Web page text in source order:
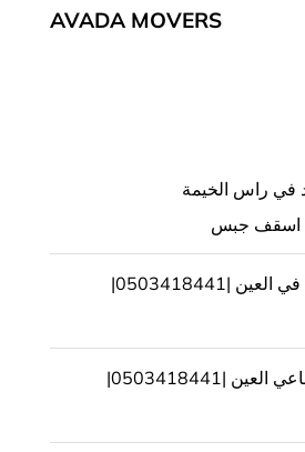
AVADA MOVERS
في راس الخيمة
تركيب فورسيلنج في العين |0503418441|
تركيب عشب صناعي العين |0503418441|